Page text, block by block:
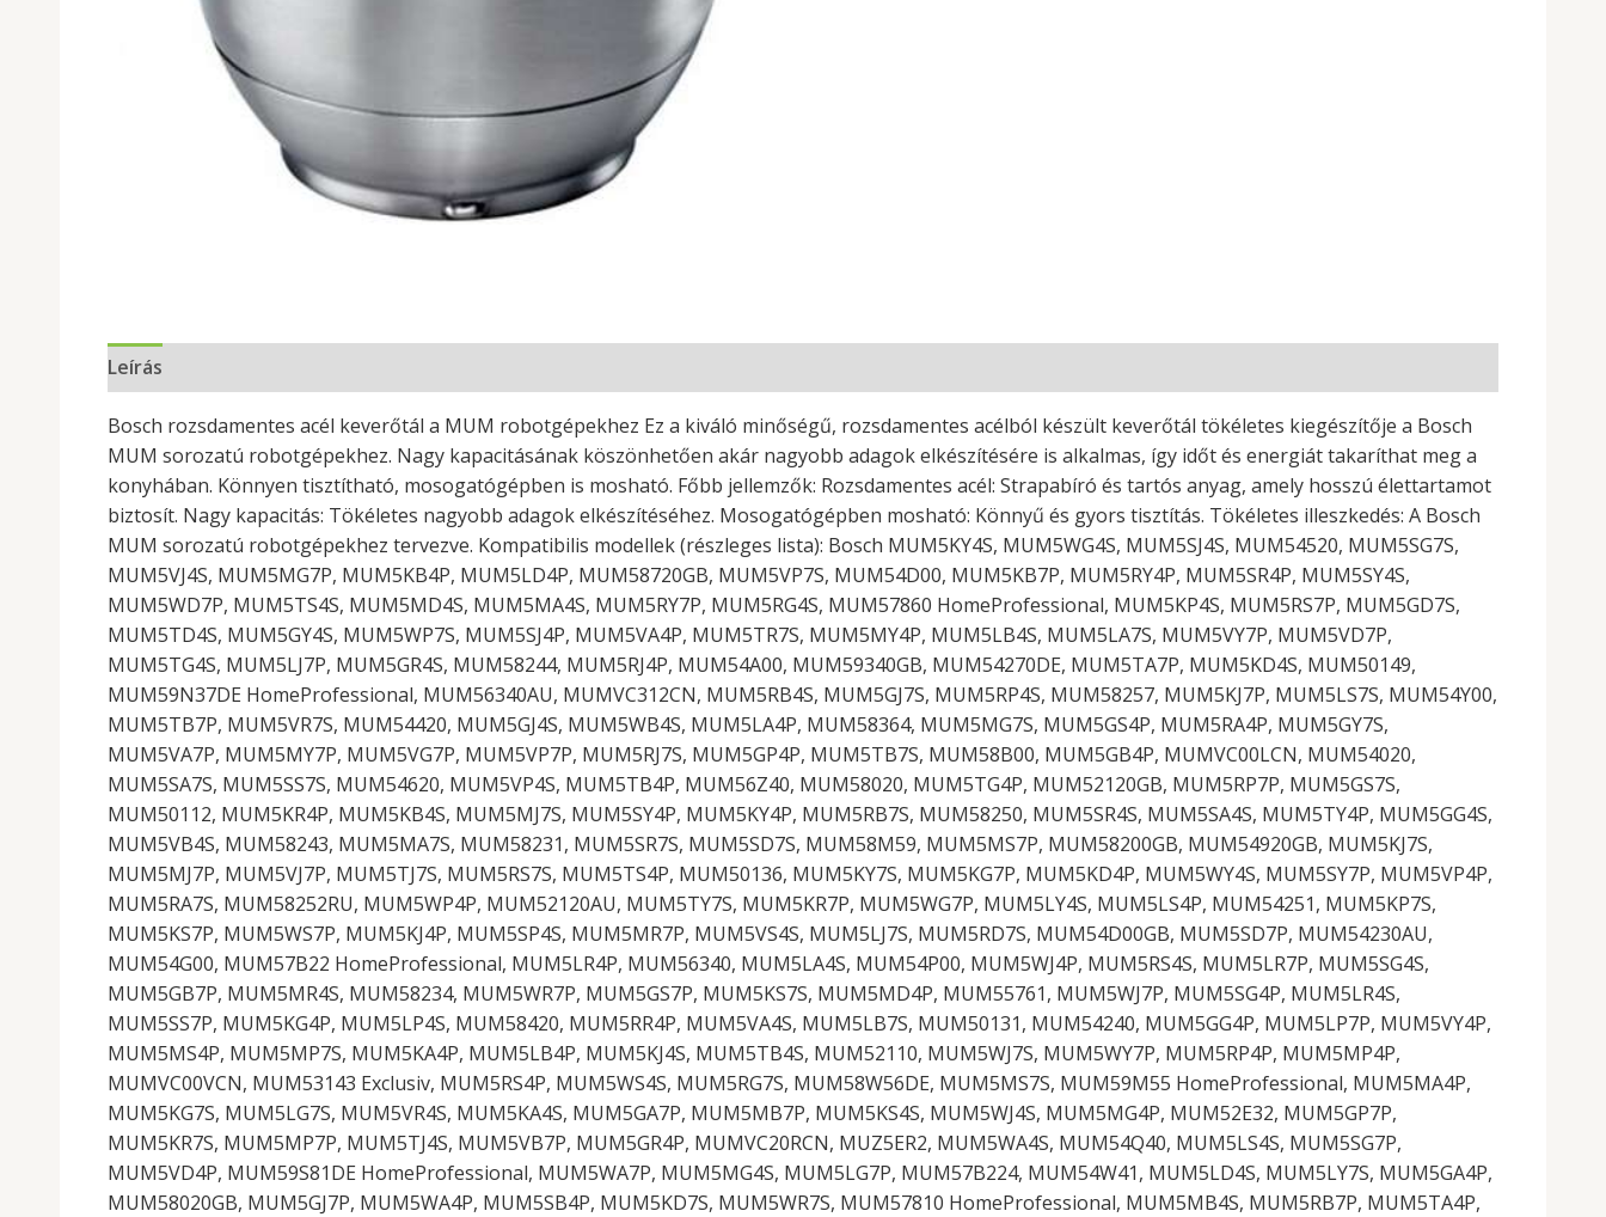
Leírás
Bosch rozsdamentes acél keverőtál a MUM robotgépekhez Ez a kiváló minőségű, rozsdamentes acélból készült keverőtál tökéletes kiegészítője a Bosch
MUM sorozatú robotgépekhez. Nagy kapacitásának köszönhetően akár nagyobb adagok elkészítésére is alkalmas, így időt és energiát takaríthat meg a
konyhában. Könnyen tisztítható, mosogatógépben is mosható. Főbb jellemzők: Rozsdamentes acél: Strapabíró és tartós anyag, amely hosszú élettartamot
biztosít. Nagy kapacitás: Tökéletes nagyobb adagok elkészítéséhez. Mosogatógépben mosható: Könnyű és gyors tisztítás. Tökéletes illeszkedés: A Bosch
MUM sorozatú robotgépekhez tervezve. Kompatibilis modellek (részleges lista): Bosch MUM5KY4S, MUM5WG4S, MUM5SJ4S, MUM54520, MUM5SG7S,
MUM5VJ4S, MUM5MG7P, MUM5KB4P, MUM5LD4P, MUM58720GB, MUM5VP7S, MUM54D00, MUM5KB7P, MUM5RY4P, MUM5SR4P, MUM5SY4S,
MUM5WD7P, MUM5TS4S, MUM5MD4S, MUM5MA4S, MUM5RY7P, MUM5RG4S, MUM57860 HomeProfessional, MUM5KP4S, MUM5RS7P, MUM5GD7S,
MUM5TD4S, MUM5GY4S, MUM5WP7S, MUM5SJ4P, MUM5VA4P, MUM5TR7S, MUM5MY4P, MUM5LB4S, MUM5LA7S, MUM5VY7P, MUM5VD7P,
MUM5TG4S, MUM5LJ7P, MUM5GR4S, MUM58244, MUM5RJ4P, MUM54A00, MUM59340GB, MUM54270DE, MUM5TA7P, MUM5KD4S, MUM50149,
MUM59N37DE HomeProfessional, MUM56340AU, MUMVC312CN, MUM5RB4S, MUM5GJ7S, MUM5RP4S, MUM58257, MUM5KJ7P, MUM5LS7S, MUM54Y00,
MUM5TB7P, MUM5VR7S, MUM54420, MUM5GJ4S, MUM5WB4S, MUM5LA4P, MUM58364, MUM5MG7S, MUM5GS4P, MUM5RA4P, MUM5GY7S,
MUM5VA7P, MUM5MY7P, MUM5VG7P, MUM5VP7P, MUM5RJ7S, MUM5GP4P, MUM5TB7S, MUM58B00, MUM5GB4P, MUMVC00LCN, MUM54020,
MUM5SA7S, MUM5SS7S, MUM54620, MUM5VP4S, MUM5TB4P, MUM56Z40, MUM58020, MUM5TG4P, MUM52120GB, MUM5RP7P, MUM5GS7S,
MUM50112, MUM5KR4P, MUM5KB4S, MUM5MJ7S, MUM5SY4P, MUM5KY4P, MUM5RB7S, MUM58250, MUM5SR4S, MUM5SA4S, MUM5TY4P, MUM5GG4S,
MUM5VB4S, MUM58243, MUM5MA7S, MUM58231, MUM5SR7S, MUM5SD7S, MUM58M59, MUM5MS7P, MUM58200GB, MUM54920GB, MUM5KJ7S,
MUM5MJ7P, MUM5VJ7P, MUM5TJ7S, MUM5RS7S, MUM5TS4P, MUM50136, MUM5KY7S, MUM5KG7P, MUM5KD4P, MUM5WY4S, MUM5SY7P, MUM5VP4P,
MUM5RA7S, MUM58252RU, MUM5WP4P, MUM52120AU, MUM5TY7S, MUM5KR7P, MUM5WG7P, MUM5LY4S, MUM5LS4P, MUM54251, MUM5KP7S,
MUM5KS7P, MUM5WS7P, MUM5KJ4P, MUM5SP4S, MUM5MR7P, MUM5VS4S, MUM5LJ7S, MUM5RD7S, MUM54D00GB, MUM5SD7P, MUM54230AU,
MUM54G00, MUM57B22 HomeProfessional, MUM5LR4P, MUM56340, MUM5LA4S, MUM54P00, MUM5WJ4P, MUM5RS4S, MUM5LR7P, MUM5SG4S,
MUM5GB7P, MUM5MR4S, MUM58234, MUM5WR7P, MUM5GS7P, MUM5KS7S, MUM5MD4P, MUM55761, MUM5WJ7P, MUM5SG4P, MUM5LR4S,
MUM5SS7P, MUM5KG4P, MUM5LP4S, MUM58420, MUM5RR4P, MUM5VA4S, MUM5LB7S, MUM50131, MUM54240, MUM5GG4P, MUM5LP7P, MUM5VY4P,
MUM5MS4P, MUM5MP7S, MUM5KA4P, MUM5LB4P, MUM5KJ4S, MUM5TB4S, MUM52110, MUM5WJ7S, MUM5WY7P, MUM5RP4P, MUM5MP4P,
MUMVC00VCN, MUM53143 Exclusiv, MUM5RS4P, MUM5WS4S, MUM5RG7S, MUM58W56DE, MUM5MS7S, MUM59M55 HomeProfessional, MUM5MA4P,
MUM5KG7S, MUM5LG7S, MUM5VR4S, MUM5KA4S, MUM5GA7P, MUM5MB7P, MUM5KS4S, MUM5WJ4S, MUM5MG4P, MUM52E32, MUM5GP7P,
MUM5KR7S, MUM5MP7P, MUM5TJ4S, MUM5VB7P, MUM5GR4P, MUMVC20RCN, MUZ5ER2, MUM5WA4S, MUM54Q40, MUM5LS4S, MUM5SG7P,
MUM5VD4P, MUM59S81DE HomeProfessional, MUM5WA7P, MUM5MG4S, MUM5LG7P, MUM57B224, MUM54W41, MUM5LD4S, MUM5LY7S, MUM5GA4P,
MUM58020GB, MUM5GJ7P, MUM5WA4P, MUM5SB4P, MUM5KD7S, MUM5WR7S, MUM57810 HomeProfessional, MUM5MB4S, MUM5RB7P, MUM5TA4P,